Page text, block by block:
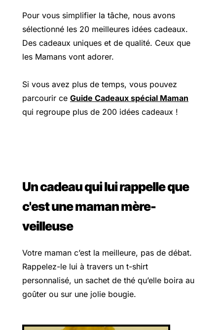
Pour vous simplifier la tâche, nous avons
sélectionné les 20 meilleures idées cadeaux.
Des cadeaux uniques et de qualité. Ceux que
les Mamans vont adorer.
Si vous avez plus de temps, vous pouvez
parcourir ce Guide Cadeaux spécial Maman
qui regroupe plus de 200 idées cadeaux !
Un cadeau qui lui rappelle que
c'est une maman mère-
veilleuse
Votre maman c’est la meilleure, pas de débat.
Rappelez-le lui à travers un t-shirt
personnalisé, un sachet de thé qu’elle boira au
goûter ou sur une jolie bougie.